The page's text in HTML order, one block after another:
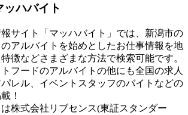
ハバイト
サイト「マッハバイト」では、新潟市の
アルバイトを始めとしたお仕事情報を地
徴などさまざまな方法で検索可能です。
フードのアルバイトの他にも全国の求人
レル、イベントスタッフのバイトなどの
！
は株式会社リブセンス(東証スタンダー